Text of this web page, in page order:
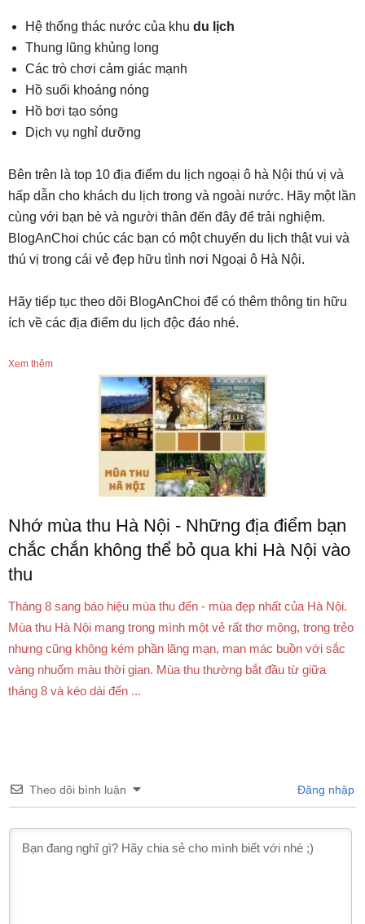
Hệ thống thác nước của khu du lịch
Thung lũng khủng long
Các trò chơi cảm giác mạnh
Hồ suối khoáng nóng
Hồ bơi tạo sóng
Dịch vụ nghỉ dưỡng
Bên trên là top 10 địa điểm du lịch ngoại ô hà Nội thú vị và
hấp dẫn cho khách du lịch trong và ngoài nước. Hãy một lần
cùng với bạn bè và người thân đến đây để trải nghiệm.
BlogAnChoi chúc các bạn có một chuyến du lịch thật vui và
thú vị trong cái vẻ đẹp hữu tình nơi Ngoại ô Hà Nội.
Hãy tiếp tục theo dõi BlogAnChoi để có thêm thông tin hữu
ích về các địa điểm du lịch độc đáo nhé.
Xem thêm
Nhớ mùa thu Hà Nội - Những địa điểm bạn
chắc chắn không thể bỏ qua khi Hà Nội vào
thu
Tháng 8 sang báo hiệu mùa thu đến - mùa đẹp nhất của Hà Nội.
Mùa thu Hà Nội mang trong mình một vẻ rất thơ mộng, trong trẻo
nhưng cũng không kém phần lãng mạn, man mác buồn với sắc
vàng nhuốm màu thời gian. Mùa thu thường bắt đầu từ giữa
tháng 8 và kéo dài đến ...
Theo dõi bình luận Đăng nhập